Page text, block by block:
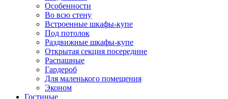
Особенности
Во всю стену
Встроенные шкафы-купе
Под потолок
Раздвижные шкафы-купе
Открытая секция посередине
Распашные
Гардероб
Для маленького помещения
Эконом
Гостиные